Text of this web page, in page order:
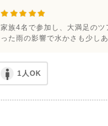
家族4名で参加し、大満足のツ
った雨の影響で水かさも少し
1人OK